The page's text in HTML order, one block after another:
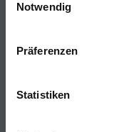
Notwendig
Präferenzen
Statistiken
Online-Shop
Putze- und Spachtelmassen